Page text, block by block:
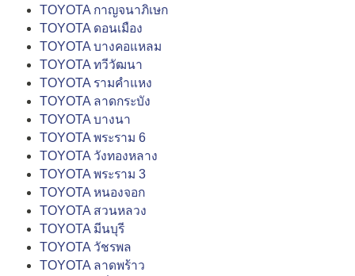
TOYOTA กาญจนาภิเษก
TOYOTA ดอนเมือง
TOYOTA บางคอแหลม
TOYOTA ทวีวัฒนา
TOYOTA รามคำแหง
TOYOTA ลาดกระบัง
TOYOTA บางนา
TOYOTA พระราม 6
TOYOTA วังทองหลาง
TOYOTA พระราม 3
TOYOTA หนองจอก
TOYOTA สวนหลวง
TOYOTA มีนบุรี
TOYOTA วัชรพล
TOYOTA ลาดพร้าว